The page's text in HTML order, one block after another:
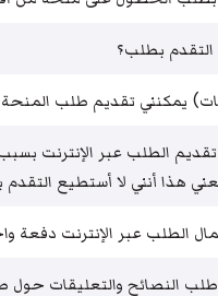
بطلب؟
يمكنني تقديم طلب
تقديم الطلب عبر الإنترنت
هذا أنني لا أستطيع
الطلب عبر الإنترنت دفعة
النصائح والتعليقات حول